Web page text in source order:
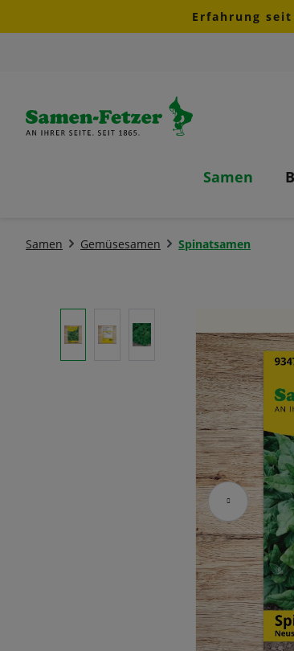
Zur Hauptnavigation springenErfahrung
Samen
Samen Gemüsesamen Spinatsamen